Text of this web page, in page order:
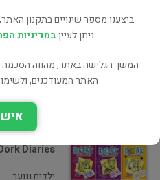
כל הספרים בקטגוריית ילדים ונוער (13,158 כותרים)
מוכר ספר זהה? לחץ כאן להוספה
Diaries
ילדים ונוער
ביצענו מספר שינויים בתקנון
ניתן לעייןבמדיניות
המשך הגלישה באתר, מהווה הסכמה
האתר המעודכנים,